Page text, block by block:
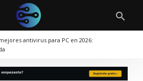
antivirus para PC en 2026: